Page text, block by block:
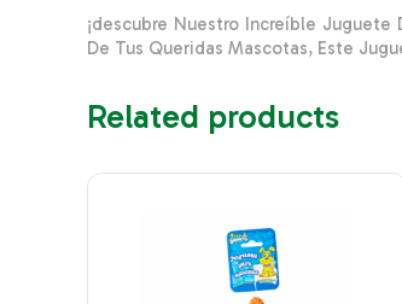
¡descubre Nuestro Increíble Juguete
De Tus Queridas Mascotas, Este
Related products